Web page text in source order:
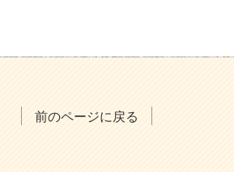
前のページに戻る